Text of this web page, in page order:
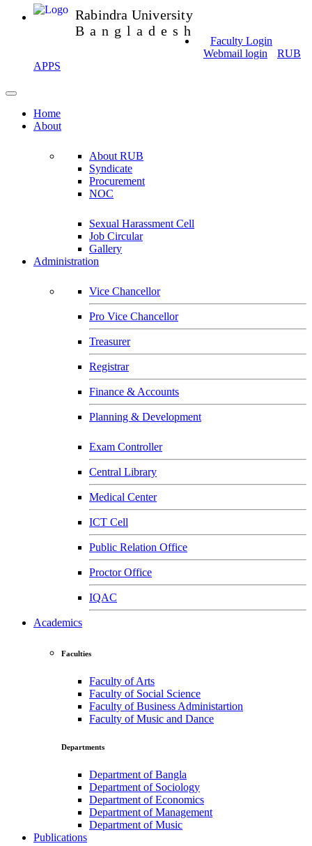
Rabindra University
Bangladesh
Faculty Login
Webmail login
RUB
APPS
Home
About
About RUB
Syndicate
Procurement
NOC
Sexual Harassment Cell
Job Circular
Gallery
Administration
Vice Chancellor
Pro Vice Chancellor
Treasurer
Registrar
Finance & Accounts
Planning & Development
Exam Controller
Central Library
Medical Center
ICT Cell
Public Relation Office
Proctor Office
IQAC
Academics
Faculties
Faculty of Arts
Faculty of Social Science
Faculty of Business Administartion
Faculty of Music and Dance
Departments
Department of Bangla
Department of Sociology
Department of Economics
Department of Management
Department of Music
Publications